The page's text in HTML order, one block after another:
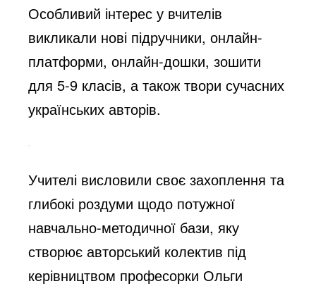
Особливий інтерес у вчителів
викликали нові підручники, онлайн-
платформи, онлайн-дошки, зошити
для 5-9 класів, а також твори сучасних
українських авторів.
Учителі висловили своє захоплення та
глибокі роздуми щодо потужної
навчально-методичної бази, яку
створює авторський колектив під
керівництвом професорки Ольги